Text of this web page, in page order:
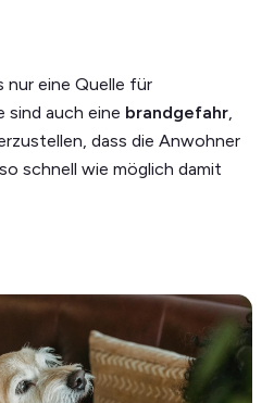
nur eine Quelle für
sind auch eine brandgefahr,
dass die Anwohner
schnell wie möglich damit